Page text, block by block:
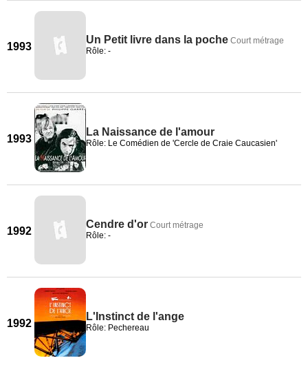
1993
Un Petit livre dans la poche Court métrage
Rôle: -
1993
La Naissance de l'amour
Rôle: Le Comédien de 'Cercle de Craie Caucasien'
1992
Cendre d'or Court métrage
Rôle: -
1992
L'Instinct de l'ange
Rôle: Pechereau